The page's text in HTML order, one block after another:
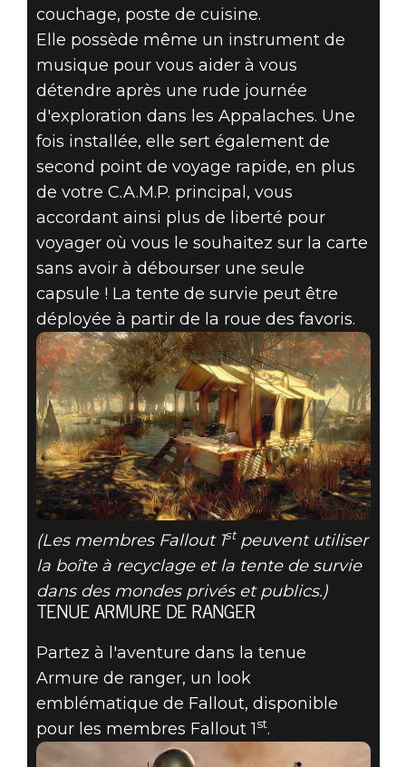
couchage, poste de cuisine.
Elle possède même un instrument de
musique pour vous aider à vous
détendre après une rude journée
d'exploration dans les Appalaches. Une
fois installée, elle sert également de
second point de voyage rapide, en plus
de votre C.A.M.P. principal, vous
accordant ainsi plus de liberté pour
voyager où vous le souhaitez sur la carte
sans avoir à débourser une seule
capsule ! La tente de survie peut être
déployée à partir de la roue des favoris.
(Les membres Fallout 1stpeuvent utiliser
la boîte à recyclage et la tente de survie
dans des mondes privés et publics.)
TENUE ARMURE DE RANGER
Partez à l'aventure dans la tenue
Armure de ranger, un look
emblématique de Fallout, disponible
pour les membres Fallout 1st.